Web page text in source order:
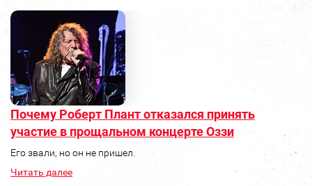
Почему Роберт Плант отказался принять
участие в прощальном концерте Оззи
Его звали, но он не пришел.
Читать далее